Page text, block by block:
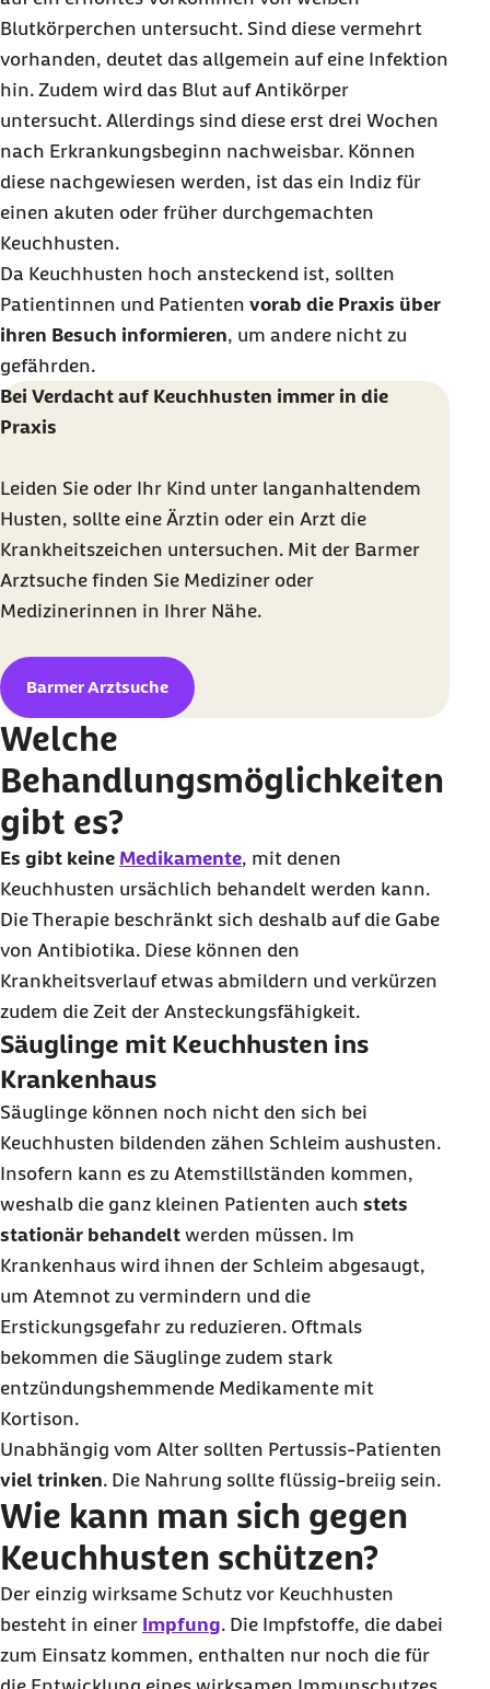
Blutkörperchen untersucht. Sind diese vermehrt
vorhanden, deutet das allgemein auf eine Infektion
hin. Zudem wird das Blut auf Antikörper
untersucht. Allerdings sind diese erst drei Wochen
nach Erkrankungsbeginn nachweisbar. Können
diese nachgewiesen werden, ist das ein Indiz für
einen akuten oder früher durchgemachten
Keuchhusten.
Da Keuchhusten hoch ansteckend ist, sollten
Patientinnen und Patienten vorab die Praxis über
ihren Besuch informieren, um andere nicht zu
gefährden.
Bei Verdacht auf Keuchhusten immer in die
Praxis
Leiden Sie oder Ihr Kind unter langanhaltendem
Husten, sollte eine Ärztin oder ein Arzt die
Krankheitszeichen untersuchen. Mit der Barmer
Arztsuche finden Sie Mediziner oder
Medizinerinnen in Ihrer Nähe.
Barmer Arztsuche
Welche
Behandlungsmöglichkeiten
gibt es?
Es gibt keine Medikamente, mit denen
Keuchhusten ursächlich behandelt werden kann.
Die Therapie beschränkt sich deshalb auf die Gabe
von Antibiotika. Diese können den
Krankheitsverlauf etwas abmildern und verkürzen
zudem die Zeit der Ansteckungsfähigkeit.
Säuglinge mit Keuchhusten ins
Krankenhaus
Säuglinge können noch nicht den sich bei
Keuchhusten bildenden zähen Schleim aushusten.
Insofern kann es zu Atemstillständen kommen,
weshalb die ganz kleinen Patienten auch stets
stationär behandelt werden müssen. Im
Krankenhaus wird ihnen der Schleim abgesaugt,
um Atemnot zu vermindern und die
Erstickungsgefahr zu reduzieren. Oftmals
bekommen die Säuglinge zudem stark
entzündungshemmende Medikamente mit
Kortison.
Unabhängig vom Alter sollten Pertussis-Patienten
viel trinken. Die Nahrung sollte flüssig-breiig sein.
Wie kann man sich gegen
Keuchhusten schützen?
Der einzig wirksame Schutz vor Keuchhusten
besteht in einer Impfung. Die Impfstoffe, die dabei
zum Einsatz kommen, enthalten nur noch die für